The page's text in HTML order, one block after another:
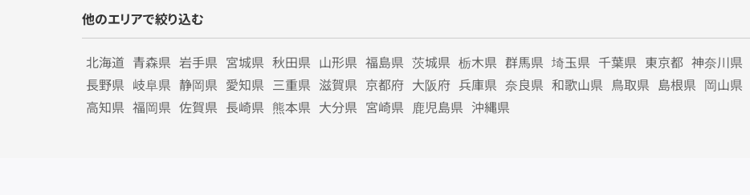
他のエリアで絞り込む
北海道 青森県 岩手県 宮城県 秋田県 山形県 福島県 茨城県 栃木県 群馬県 埼玉県 千葉県 東京都 神奈川県
長野県 岐阜県 静岡県 愛知県 三重県 滋賀県 京都府 大阪府 兵庫県 奈良県 和歌山県 鳥取県 島根県 岡山県
高知県 福岡県 佐賀県 長崎県 熊本県 大分県 宮崎県 鹿児島県 沖縄県